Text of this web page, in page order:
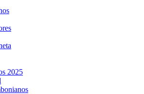
2025